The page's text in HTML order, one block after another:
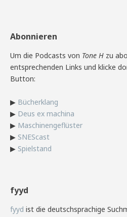
Abonnieren
Um die Podcasts von Tone H zu
entsprechenden Links und klicke
Button:
▶ Bücherklang
▶ Deus ex machina
▶ Maschinengeflüster
▶ SNEScast
▶ Spielstand
fyyd
fyyd ist die deutschsprachige